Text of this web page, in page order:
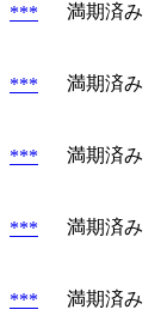
*** 満期済み
*** 満期済み
*** 満期済み
*** 満期済み
*** 満期済み